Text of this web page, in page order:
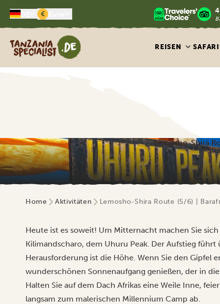
€
Tanzania Specialist
REISEN
Lemosho-Shira
Home Aktivitäten Lemosho-Shira Route (5/6) |
Heute ist es soweit! Um Mitternacht machen Sie
Kilimandscharo, dem Uhuru Peak. Der Aufstieg
Herausforderung ist die Höhe. Wenn Sie den Gipfel
wunderschönen Sonnenaufgang genießen, der in
Halten Sie auf dem Dach Afrikas eine Weile Inne,
langsam zum malerischen Millennium Camp ab.